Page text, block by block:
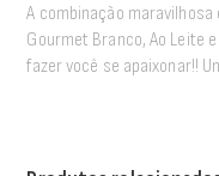
A combinação
Gourmet Branco, Ao Leite
fazer você se apaixonar!!